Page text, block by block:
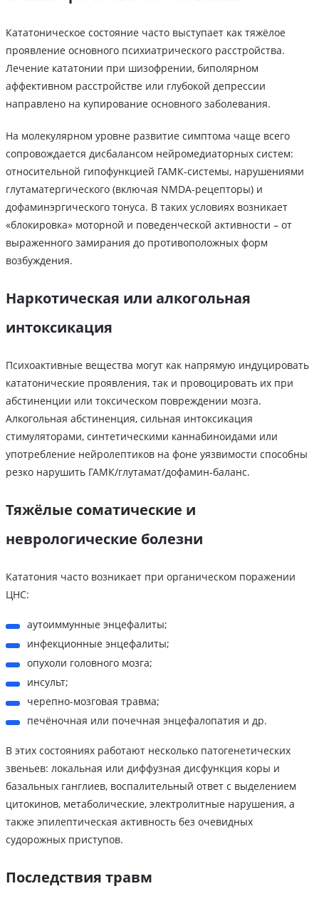
Кататоническое состояние часто выступает как тяжёлое
проявление основного психиатрического расстройства.
Лечение кататонии при шизофрении, биполярном
аффективном расстройстве или глубокой депрессии
направлено на купирование основного заболевания.
На молекулярном уровне развитие симптома чаще всего
сопровождается дисбалансом нейромедиаторных систем:
относительной гипофункцией ГАМК-системы, нарушениями
глутаматергического (включая NMDA-рецепторы) и
дофаминэргического тонуса. В таких условиях возникает
«блокировка» моторной и поведенческой активности – от
выраженного замирания до противоположных форм
возбуждения.
Наркотическая или алкогольная
интоксикация
Психоактивные вещества могут как напрямую индуцировать
кататонические проявления, так и провоцировать их при
абстиненции или токсическом повреждении мозга.
Алкогольная абстиненция, сильная интоксикация
стимуляторами, синтетическими каннабиноидами или
употребление нейролептиков на фоне уязвимости способны
резко нарушить ГАМК/глутамат/дофамин-баланс.
Тяжёлые соматические и
неврологические болезни
Кататония часто возникает при органическом поражении
ЦНС:
аутоиммунные энцефалиты;
инфекционные энцефалиты;
опухоли головного мозга;
инсульт;
черепно-мозговая травма;
печёночная или почечная энцефалопатия и др.
В этих состояниях работают несколько патогенетических
звеньев: локальная или диффузная дисфункция коры и
базальных ганглиев, воспалительный ответ с выделением
цитокинов, метаболические, электролитные нарушения, а
также эпилептическая активность без очевидных
судорожных приступов.
Последствия травм